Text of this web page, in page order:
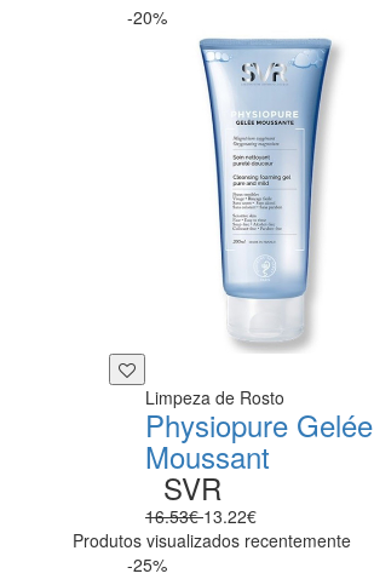
-20%
Limpeza de Rosto
Physiopure Gelée
Moussant
SVR
16.53€13.22€
Produtos visualizados recentemente
-25%